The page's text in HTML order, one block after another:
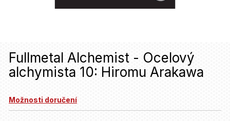
Fullmetal Alchemist - Ocelový
alchymista 10: Hiromu Arakawa
Možnosti doručení
n
a
í